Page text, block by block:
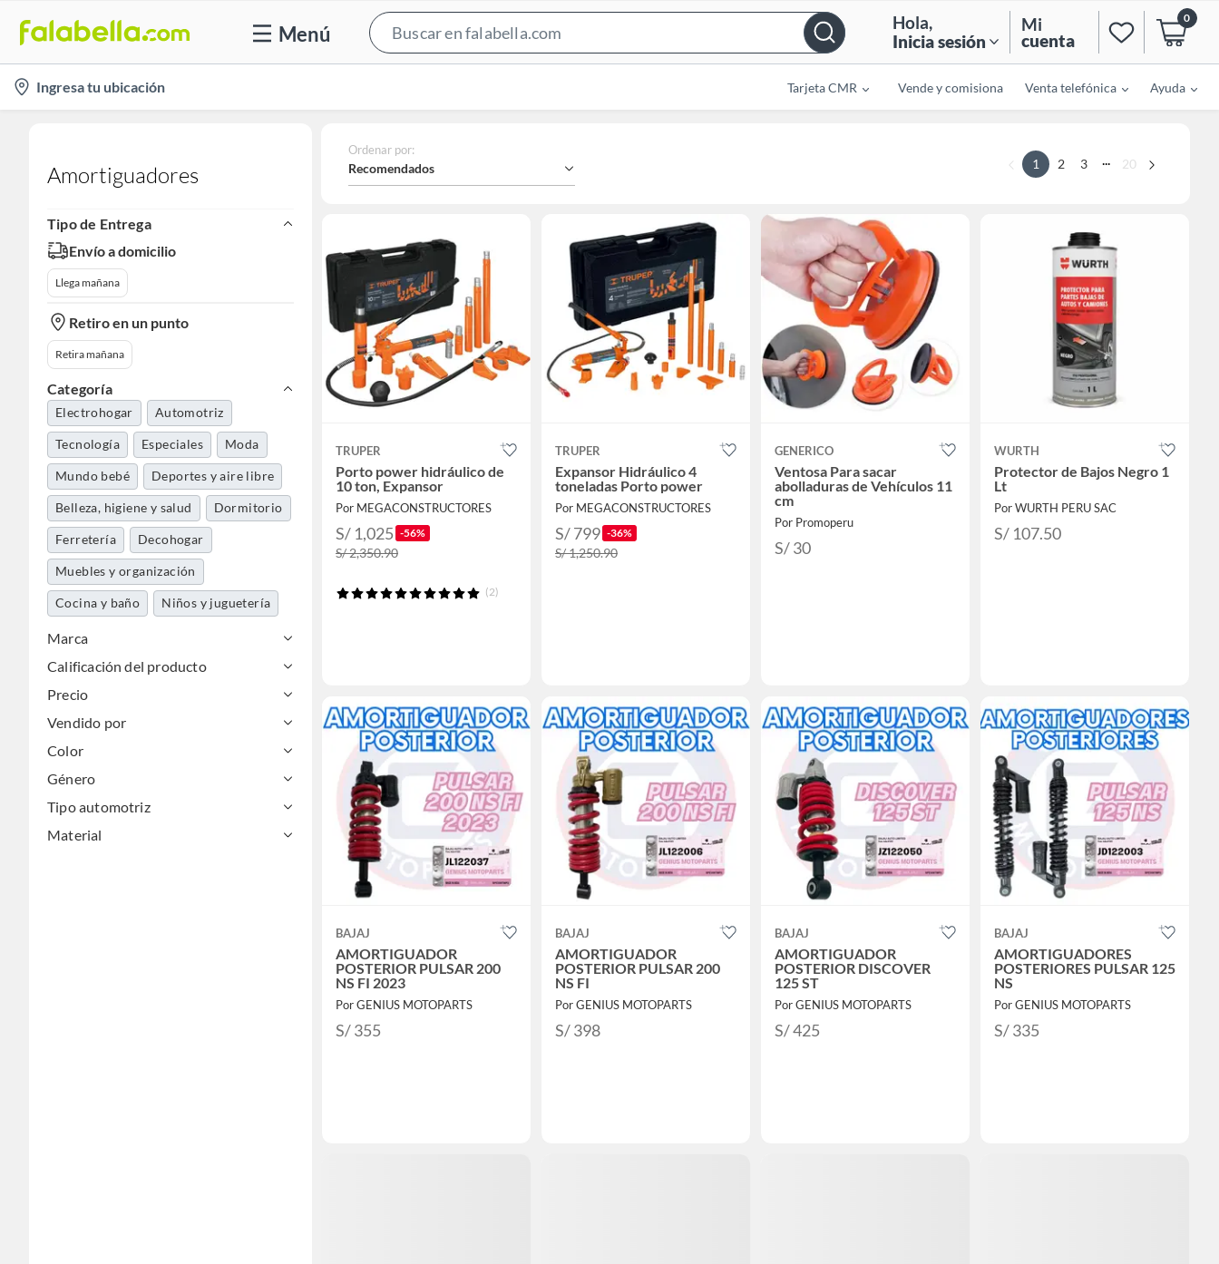
Menú
Bar
Hola,
Inicia sesión
Mi
cuenta
0
location-
icon
Ingresa tu ubicación Tarjeta CMR Vende y comisiona Venta telefónica Ayuda
Amortiguadores
Tipo de Entrega
Envío a domicilio
Llega mañana
Retiro en un punto
Retira mañana
Categoría
Electrohogar Automotriz
Tecnología Especiales Moda
Mundo bebé Deportes y aire libre
Belleza, higiene y salud Dormitorio
Ferretería Decohogar
Muebles y organización
Cocina y baño Niños y juguetería
Gasfitería
Herramientas y máquinas
Calzado y zapatillas
Jardín y terraza
Construcción
Marca
Calificación del producto
Precio
Vendido por
Color
Género
Tipo automotriz
Material
Ordenar por:
Recomendados 1 2 3 ... 20
TRUPER
Porto power hidráulico de
10 ton, Expansor
Por MEGACONSTRUCTORES
S/ 1,025 -56%
S/ 2,350.90
(2)
TRUPER
Expansor Hidráulico 4
toneladas Porto power
Por MEGACONSTRUCTORES
S/ 799 -36%
S/ 1,250.90
GENERICO
Ventosa Para sacar
abolladuras de Vehículos 11
cm
Por Promoperu
S/ 30
WURTH
Protector de Bajos Negro 1
Lt
Por WURTH PERU SAC
S/ 107.50
BAJAJ
AMORTIGUADOR
POSTERIOR PULSAR 200
NS FI 2023
Por GENIUS MOTOPARTS
S/ 355
BAJAJ
AMORTIGUADOR
POSTERIOR PULSAR 200
NS FI
Por GENIUS MOTOPARTS
S/ 398
BAJAJ
AMORTIGUADOR
POSTERIOR DISCOVER
125 ST
Por GENIUS MOTOPARTS
S/ 425
BAJAJ
AMORTIGUADORES
POSTERIORES PULSAR 125
NS
Por GENIUS MOTOPARTS
S/ 335